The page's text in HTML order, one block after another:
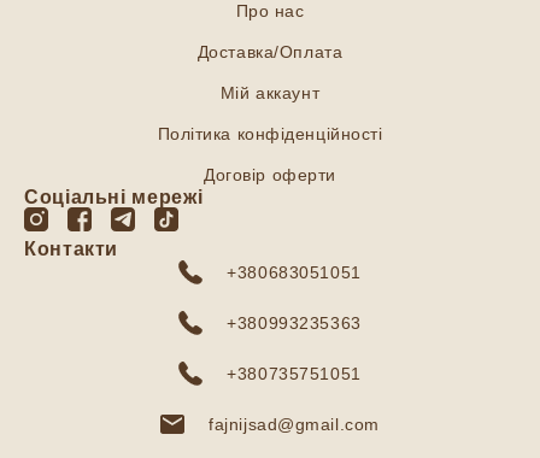
Про нас
Доставка/Оплата
Мій аккаунт
Політика конфіденційності
Договір оферти
Соціальні мережі
Контакти
+380683051051
+380993235363
+380735751051
fajnijsad@gmail.com